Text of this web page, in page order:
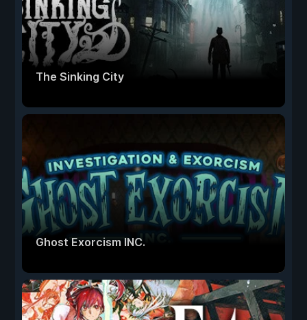
The Sinking City
Ghost Exorcism INC.